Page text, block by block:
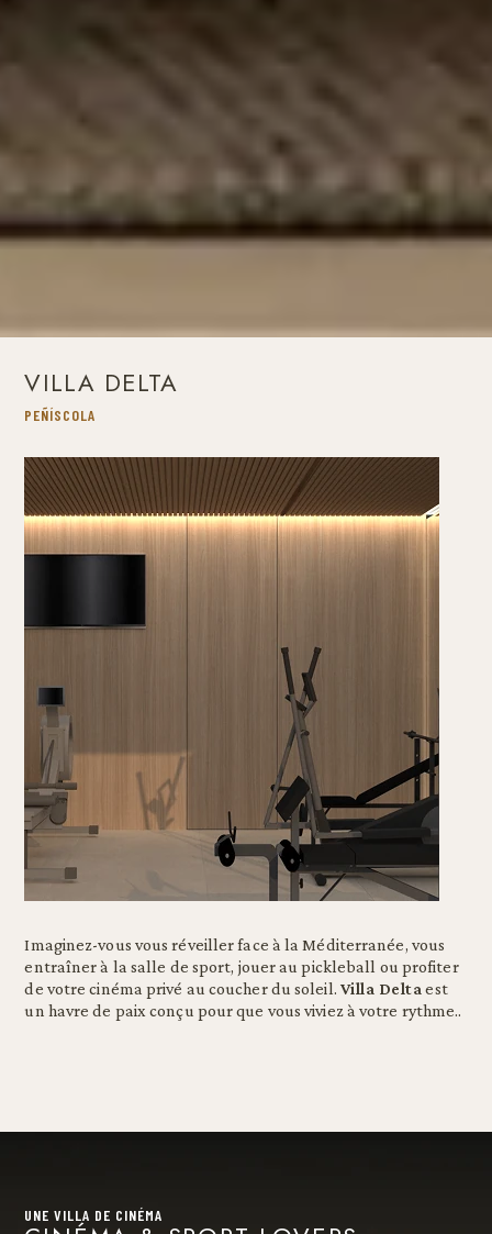
VILLA DELTA
PEÑÍSCOLA
Imaginez-vous vous réveiller face à la Méditerranée, vous
entraîner à la salle de sport, jouer au pickleball ou profiter
de votre cinéma privé au coucher du soleil. Villa Delta est
un havre de paix conçu pour que vous viviez à votre rythme..
UNE VILLA DE CINÉMA